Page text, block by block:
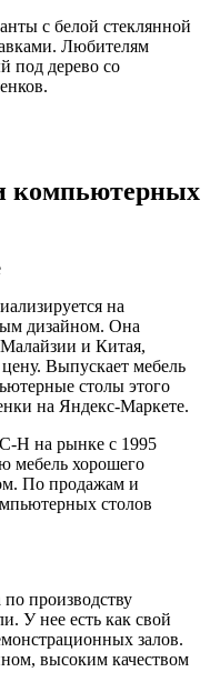
с белой стеклянной
Любителям
под дерево со
компьютерных
на
дизайном. Она
Малайзии и Китая,
Выпускает мебель
столы этого
на Яндекс-Маркете.
Н на рынке с 1995
мебель хорошего
По продажам и
столов
производству
У нее есть как свой
залов.
высоким качеством